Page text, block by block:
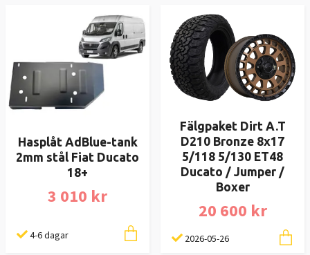
Hasplåt AdBlue-tank
2mm stål Fiat Ducato
18+
3 010 kr
4-6 dagar
Fälgpaket Dirt A.T
D210 Bronze 8x17
5/118 5/130 ET48
Ducato / Jumper /
Boxer
20 600 kr
2026-05-26